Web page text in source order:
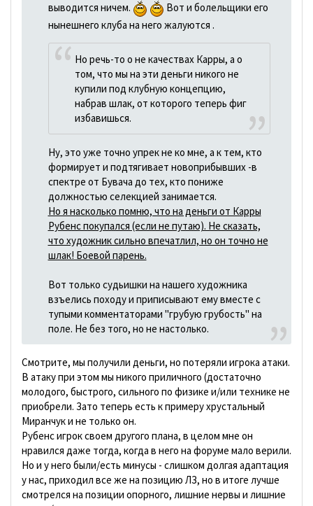
выводится ничем.
Вот и болельщики его
нынешнего клуба на него жалуются .
Но речь-то о не качествах Карры, а о
том, что мы на эти деньги никого не
купили под клубную концепцию,
набрав шлак, от которого теперь фиг
избавишься.
Ну, это уже точно упрек не ко мне, а к тем, кто
формирует и подтягивает новоприбывших -в
спектре от Бувача до тех, кто пониже
должностью селекцией занимается.
Но я насколько помню, что на деньги от Карры
Рубенс покупался (если не путаю). Не сказать,
что художник сильно впечатлил, но он точно не
шлак! Боевой парень.
Вот только судьишки на нашего художника
взъелись походу и приписывают ему вместе с
тупыми комментаторами "грубую грубость" на
поле. Не без того, но не настолько.
Смотрите, мы получили деньги, но потеряли игрока атаки.
В атаку при этом мы никого приличного (достаточно
молодого, быстрого, сильного по физике и/или технике не
приобрели. Зато теперь есть к примеру хрустальный
Миранчук и не только он.
Рубенс игрок своем другого плана, в целом мне он
нравился даже тогда, когда в него на форуме мало верили.
Но и у него были/есть минусы - слишком долгая адаптация
у нас, приходил все же на позицию ЛЗ, но в итоге лучше
смотрелся на позиции опорного, лишние нервы и лишние